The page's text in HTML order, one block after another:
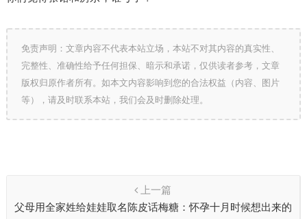
免责声明：文章内容不代表本站立场，本站不对其内容的真实性、
完整性、准确性给予任何担保、暗示和承诺，仅供读者参考，文章
版权归原作者所有。如本文内容影响到您的合法权益（内容、图片
等），请及时联系本站，我们会及时删除处理。
上一篇
父母用全家姓给娃娃取名陈皮话梅糖：怀孕十月时候想出来的